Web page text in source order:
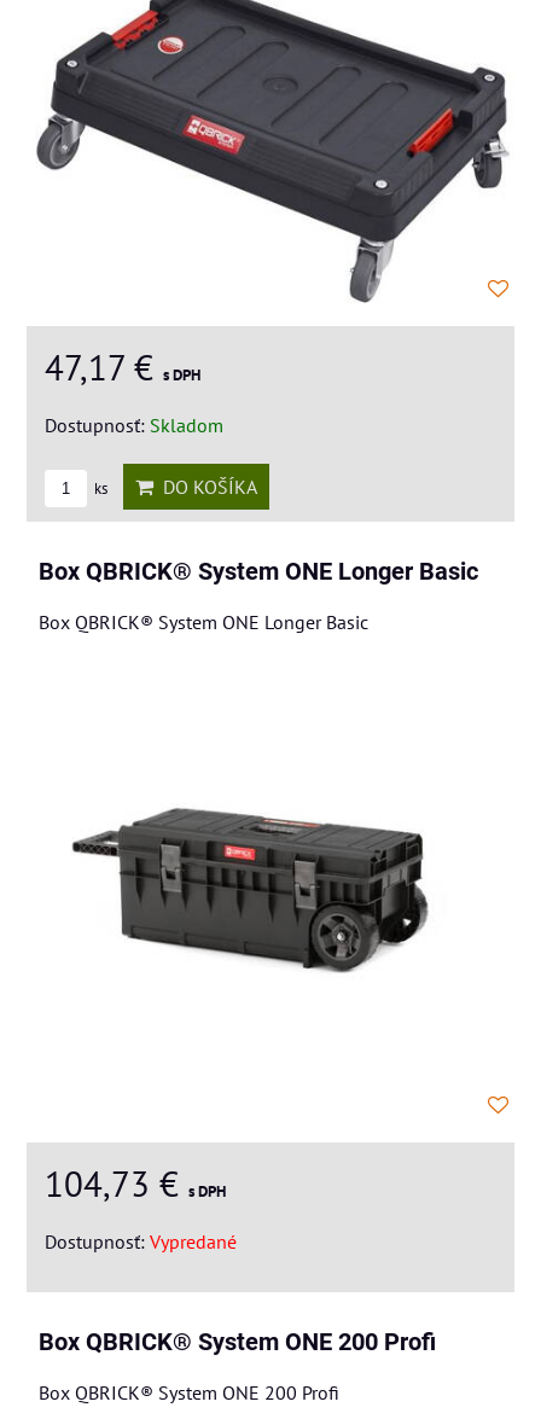
47,17 € s DPH
Dostupnosť: Skladom
ks DO KOŠÍKA
Box QBRICK® System ONE Longer Basic
Box QBRICK® System ONE Longer Basic
104,73 € s DPH
Dostupnosť: Vypredané
Box QBRICK® System ONE 200 Profi
Box QBRICK® System ONE 200 Profi